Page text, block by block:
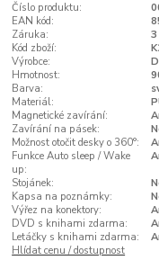
Číslo produktu:
EAN kód:
Záruka:
3
Kód zboží:
Výrobce:
Hmotnost:
Barva:
Materiál:
Magnetické zavírání:
Zavírání na pásek:
Možnost otočit desky o 360°:
Funkce Auto sleep / Wake
up:
Stojánek:
Kapsa na poznámky:
Výřez na konektory:
DVD s knihami zdarma:
Letáčky s knihami zdarma:
Hlídat cenu / dostupnost